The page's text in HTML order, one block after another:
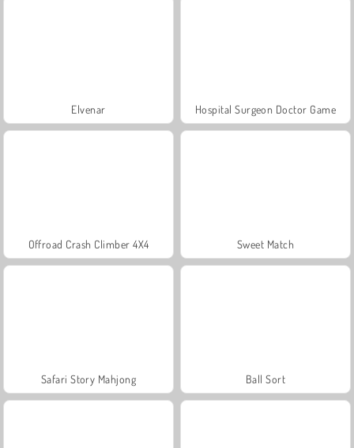
Elvenar Hospital Surgeon Doctor Game
Offroad Crash Climber 4X4 Sweet Match
Safari Story Mahjong Ball Sort